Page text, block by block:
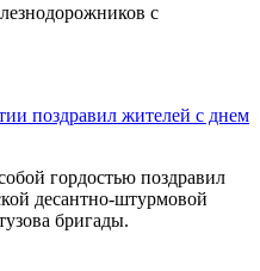
с
поздравил жителей с днем
гордостью поздравил
десантно-штурмовой
бригады.